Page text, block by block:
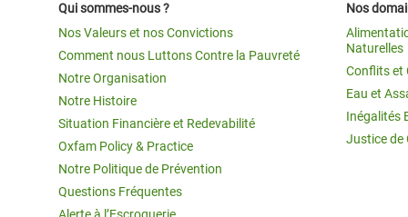
Crise
Crise
Qui sommes-nous ?
Nos Valeurs et nos Convictions
Comment nous Luttons Contre la Pauvreté
Notre Organisation
Notre Histoire
Situation Financière et Redevabilité
Oxfam Policy & Practice
Notre Politique de Prévention
Questions Fréquentes
Nos
Naturelles
Conflits et
Eau et
Inégalités
Justice de